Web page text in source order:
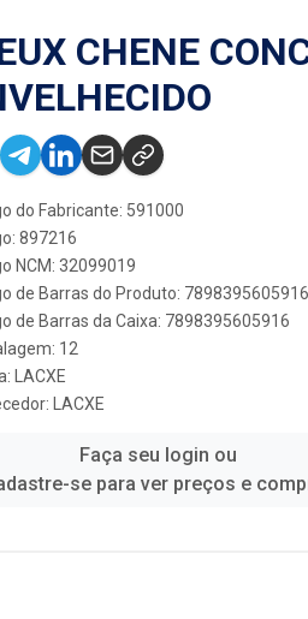
CHENE
do Fabricante: 591000
897216
NCM: 32099019
de Barras do Produto: 7898395605916
de Barras da Caixa: 7898395605916
12
LACXE
LACXE
Faça seu login ou
se para ver preços e